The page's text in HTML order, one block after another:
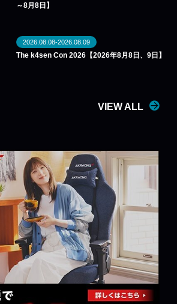
～8月8日】
2026.08.08-2026.08.09
The k4sen Con 2026【2026年8月8日、9日】
VIEW ALL